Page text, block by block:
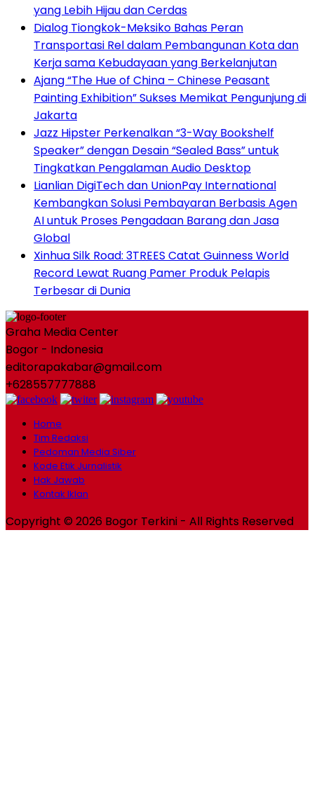
yang Lebih Hijau dan Cerdas
Dialog Tiongkok-Meksiko Bahas Peran
Transportasi Rel dalam Pembangunan Kota dan
Kerja sama Kebudayaan yang Berkelanjutan
Ajang “The Hue of China – Chinese Peasant
Painting Exhibition” Sukses Memikat Pengunjung di
Jakarta
Jazz Hipster Perkenalkan “3-Way Bookshelf
Speaker” dengan Desain “Sealed Bass” untuk
Tingkatkan Pengalaman Audio Desktop
Lianlian DigiTech dan UnionPay International
Kembangkan Solusi Pembayaran Berbasis Agen
AI untuk Proses Pengadaan Barang dan Jasa
Global
Xinhua Silk Road: 3TREES Catat Guinness World
Record Lewat Ruang Pamer Produk Pelapis
Terbesar di Dunia
Graha Media Center
Bogor - Indonesia
editorapakabar@gmail.com
+628557777888
Home
Tim Redaksi
Pedoman Media Siber
Kode Etik Jurnalistik
Hak Jawab
Kontak Iklan
Copyright © 2026 Bogor Terkini - All Rights Reserved